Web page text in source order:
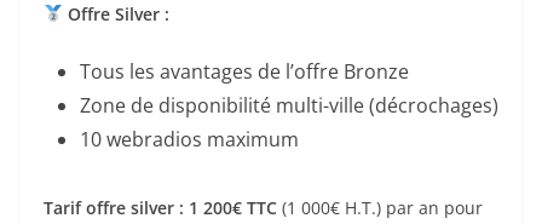
Offre Silver :
Tous les avantages de l’offre Bronze
Zone de disponibilité multi-ville (décrochages)
10 webradios maximum
Tarif offre silver : 1 200€ TTC (1 000€ H.T.) par an pour